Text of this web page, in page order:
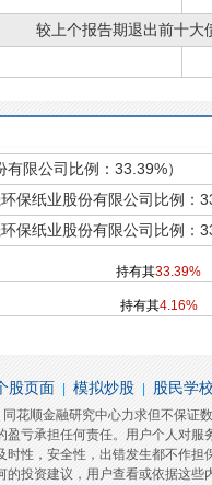
较上个报告期退出前十大
有限公司比例：33.39%）
环保纸业股份有限公司比例：
环保纸业股份有限公司比例：
持有其33.39%
持有其4.16%
股页面 模拟炒股 股民学
花顺金融研究中心力求但不保证
亏承担任何责任。用户个人对
性，安全性，出错发生都不作
投资建议，用户查看或依据这